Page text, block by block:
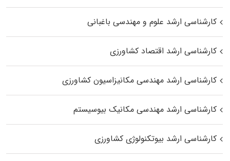
کارشناسی ارشد علوم و مهندسی باغبانی
کارشناسی ارشد اقتصاد کشاورزی
کارشناسی ارشد مهندسی مکانیزاسیون کشاورزی
کارشناسی ارشد مهندسی مکانیک بیوسیستم
کارشناسی ارشد بیوتکنولوژی کشاورزی